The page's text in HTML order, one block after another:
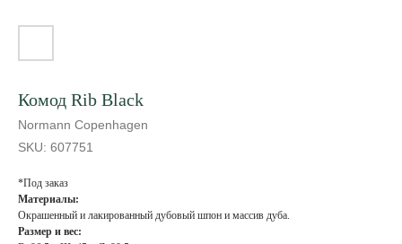
Комод Rib Black
Normann Copenhagen
SKU: 607751
*Под заказ
Материалы:
Окрашенный и лакированный дубовый шпон и массив дуба.
Размер и вес: